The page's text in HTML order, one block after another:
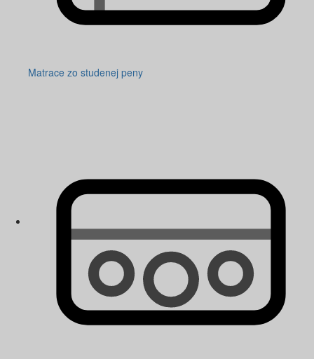
Matrace zo studenej peny